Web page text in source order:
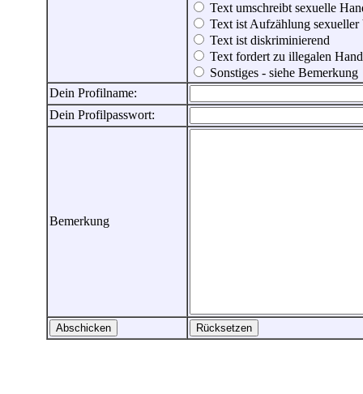
Text umschreibt sexuelle
Text ist Aufzählung sexueller
Text ist diskriminierend
Text fordert zu illegalen
Sonstiges - siehe Bemerkung
Dein Profilname:
Dein Profilpasswort:
Bemerkung